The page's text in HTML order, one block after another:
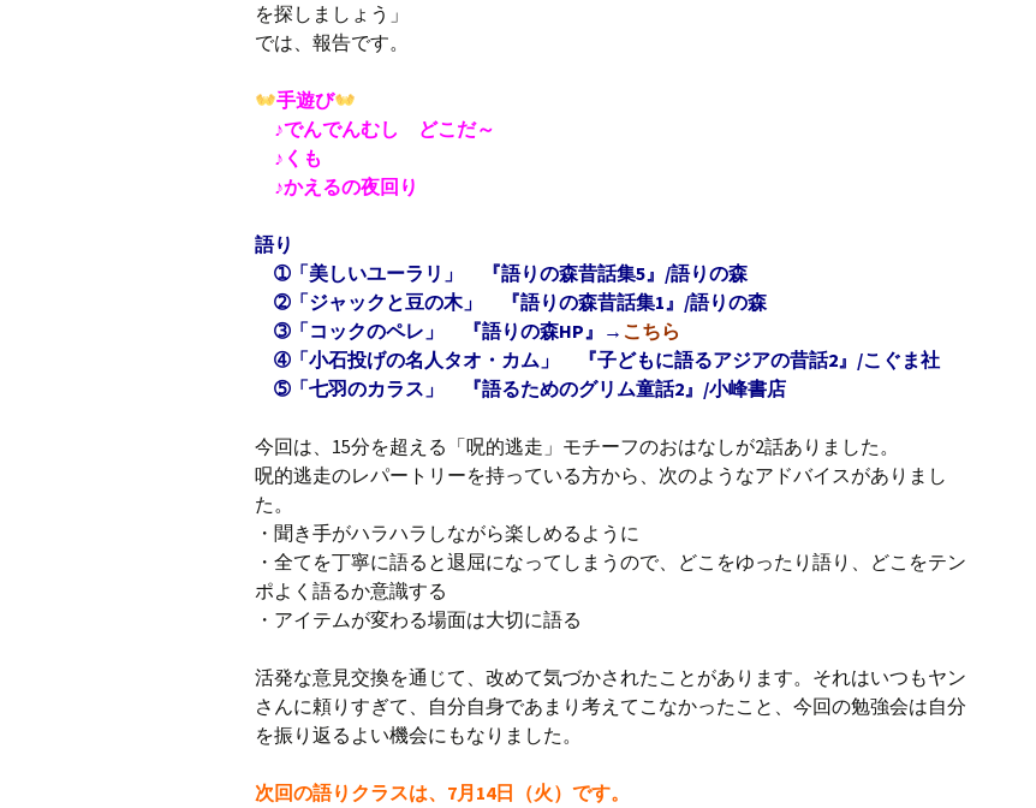
を探しましょう」
では、報告です。
手遊び
♪でんでんむし どこだ～
♪くも
♪かえるの夜回り
語り
➀「美しいユーラリ」 『語りの森昔話集5』/語りの森
➁「ジャックと豆の木」 『語りの森昔話集1』/語りの森
➂「コックのペレ」 『語りの森HP』→ こちら
➃「小石投げの名人タオ・カム」 『子どもに語るアジアの昔話2』/こぐま社
➄「七羽のカラス」 『語るためのグリム童話2』/小峰書店
今回は、15分を超える「呪的逃走」モチーフのおはなしが2話ありました。
呪的逃走のレパートリーを持っている方から、次のようなアドバイスがありまし
た。
・聞き手がハラハラしながら楽しめるように
・全てを丁寧に語ると退屈になってしまうので、どこをゆったり語り、どこをテン
ポよく語るか意識する
・アイテムが変わる場面は大切に語る
活発な意見交換を通じて、改めて気づかされたことがあります。それはいつもヤン
さんに頼りすぎて、自分自身であまり考えてこなかったこと、今回の勉強会は自分
を振り返るよい機会にもなりました。
次回の語りクラスは、7月14日（火）です。